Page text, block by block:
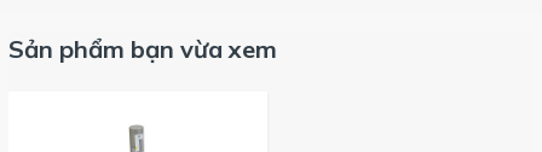
Sản phẩm bạn vừa xem